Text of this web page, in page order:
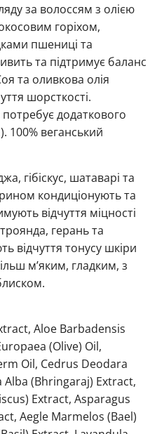
за волоссям з олією
горіхом,
пшениці та
та підтримує баланс
та оливкова олія
шорсткості.
додаткового
100% веганський
гібіскус, шатаварі та
кондиціонують та
відчуття міцності
герань та
відчуття тонусу шкіри
м’яким, гладким, з
Aloe Barbadensis
(Olive) Oil,
Oil, Cedrus Deodara
(Bhringaraj) Extract,
Extract, Asparagus
Aegle Marmelos (Bael)